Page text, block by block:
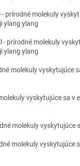
- prírodné molekuly
ylang ylang
- prírodné molekuly
ylang ylang
molekuly vyskytujúce
vyskytujúce sa v
molekuly vyskytujúce
molekuly vyskytujúce